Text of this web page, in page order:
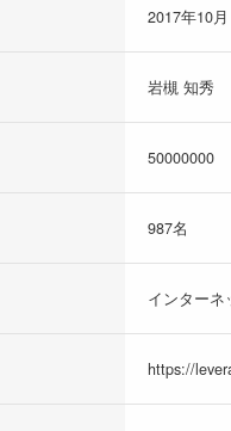
2017年10月
岩槻 知秀
50000000
987名
インター
https://